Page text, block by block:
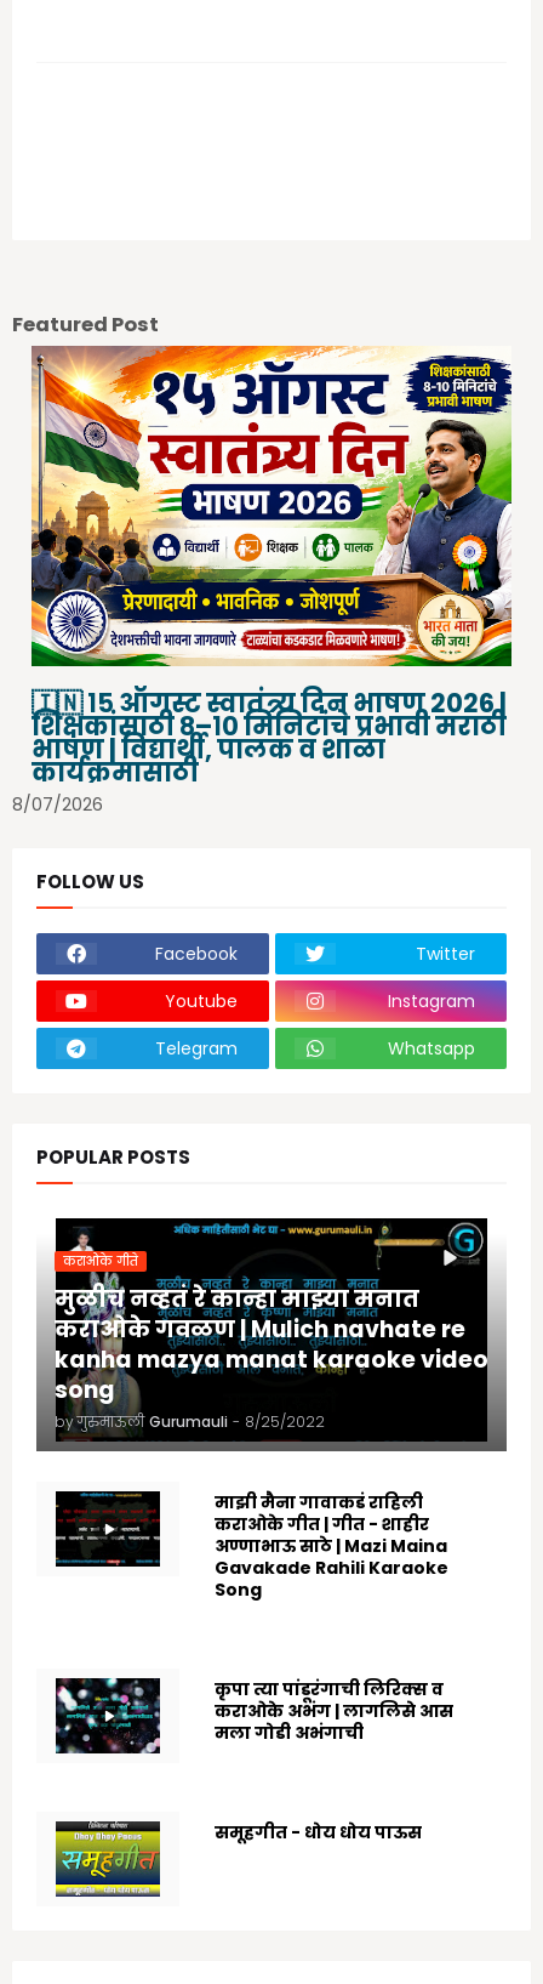
Featured Post
🇮🇳 १५ ऑगस्ट स्वातंत्र्य दिन भाषण 2026 |
शिक्षकांसाठी ८–१० मिनिटांचे प्रभावी मराठी
भाषण | विद्यार्थी, पालक व शाळा
कार्यक्रमासाठी
8/07/2026
FOLLOW US
Facebook
Twitter
Youtube
Instagram
Telegram
Whatsapp
POPULAR POSTS
कराओके गीते
मुळीच नव्हतं रे कान्हा माझ्या मनात
कराओके गवळण | Mulich navhate re
kanha mazya manat karaoke video
song
by गुरुमाऊली Gurumauli - 8/25/2022
माझी मैना गावाकडं राहिली
कराओके गीत | गीत - शाहीर
अण्णाभाऊ साठे | Mazi Maina
Gavakade Rahili Karaoke
Song
कृपा त्या पांडूरंगाची लिरिक्स व
कराओके अभंग | लागलिसे आस
मला गोडी अभंगाची
समूहगीत - धोय धोय पाऊस